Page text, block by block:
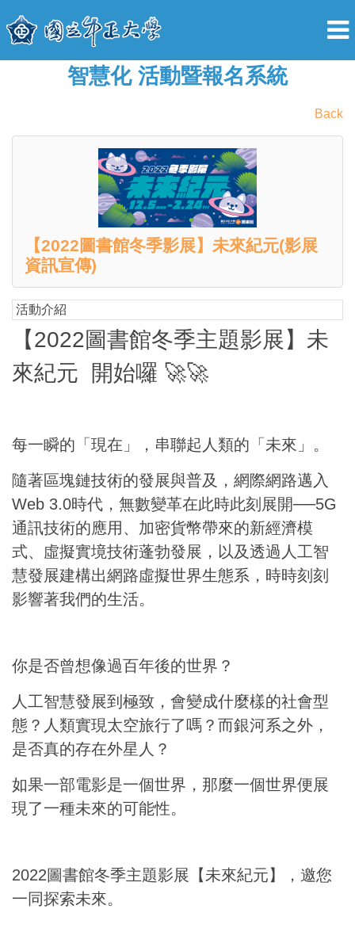
智慧化 活動暨報名系統
Back
【2022圖書館冬季影展】未來紀元(影展
資訊宣傳)
活動介紹
【2022圖書館冬季主題影展】未
來紀元 開始囉 🚀🚀
󠀠每一瞬的「現在」，串聯起人類的「未來」。
隨著區塊鏈技術的發展與普及，網際網路邁入
Web 3.0時代，無數變革在此時此刻展開──5G
通訊技術的應用、加密貨幣帶來的新經濟模
式、虛擬實境技術蓬勃發展，以及透過人工智
慧發展建構出網路虛擬世界生態系，時時刻刻
影響著我們的生活。
你是否曾想像過百年後的世界？
人工智慧發展到極致，會變成什麼樣的社會型
態？人類實現太空旅行了嗎？而銀河系之外，
是否真的存在外星人？
如果一部電影是一個世界，那麼一個世界便展
現了一種未來的可能性。
2022圖書館冬季主題影展【未來紀元】，邀您
一同探索未來。